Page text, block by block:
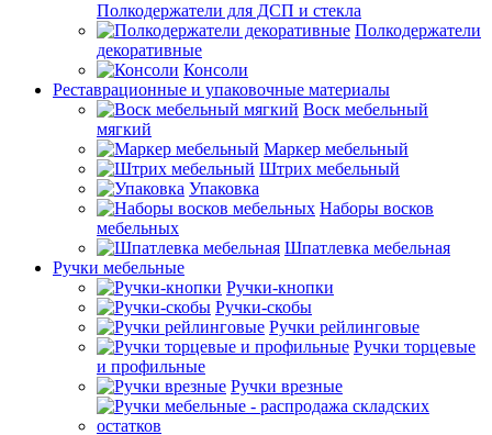
Полкодержатели для ДСП и стекла
Полкодержатели
декоративные
Консоли
Реставрационные и упаковочные материалы
Воск мебельный
мягкий
Маркер мебельный
Штрих мебельный
Упаковка
Наборы восков
мебельных
Шпатлевка мебельная
Ручки мебельные
Ручки-кнопки
Ручки-скобы
Ручки рейлинговые
Ручки торцевые
и профильные
Ручки врезные